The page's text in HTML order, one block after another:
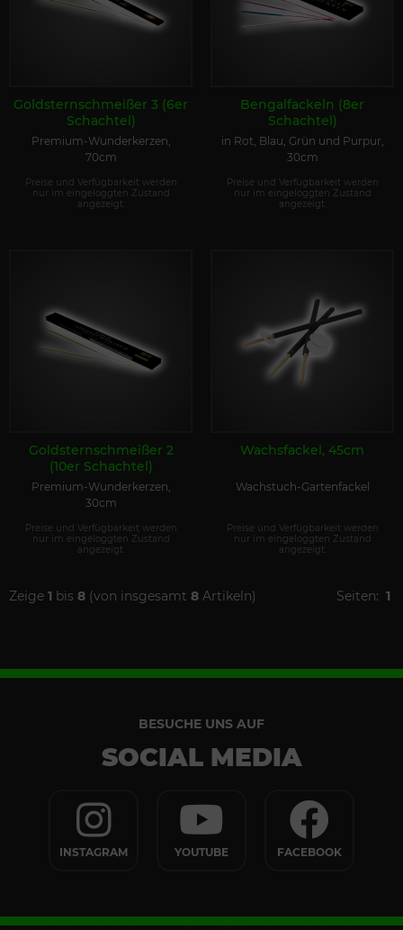
Goldsternschmeißer 3 (6er
Schachtel)
Premium-Wunderkerzen,
70cm
Preise und Verfügbarkeit werden
nur im eingeloggten Zustand
angezeigt.
Bengalfackeln (8er
Schachtel)
in Rot, Blau, Grün und Purpur,
30cm
Preise und Verfügbarkeit werden
nur im eingeloggten Zustand
angezeigt.
Goldsternschmeißer 2
(10er Schachtel)
Premium-Wunderkerzen,
30cm
Preise und Verfügbarkeit werden
nur im eingeloggten Zustand
angezeigt.
Wachsfackel, 45cm
Wachstuch-Gartenfackel
Preise und Verfügbarkeit werden
nur im eingeloggten Zustand
angezeigt.
Zeige 1 bis 8 (von insgesamt 8 Artikeln) Seiten: 1
BESUCHE UNS AUF
SOCIAL MEDIA
INSTAGRAM YOUTUBE FACEBOOK